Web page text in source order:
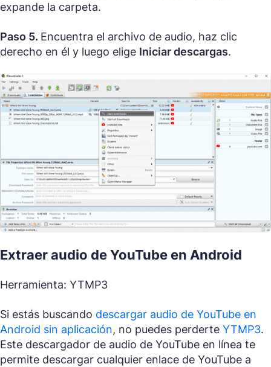
expande la carpeta.
Paso 5. Encuentra el archivo de audio, haz clic
derecho en él y luego elige Iniciar descargas.
Extraer audio de YouTube en Android
Herramienta: YTMP3
Si estás buscando descargar audio de YouTube en
Android sin aplicación, no puedes perderte YTMP3.
Este descargador de audio de YouTube en línea te
permite descargar cualquier enlace de YouTube a